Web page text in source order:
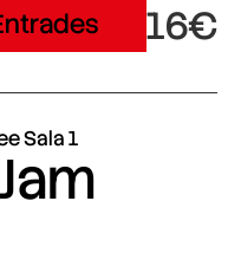
16€
Sala 1